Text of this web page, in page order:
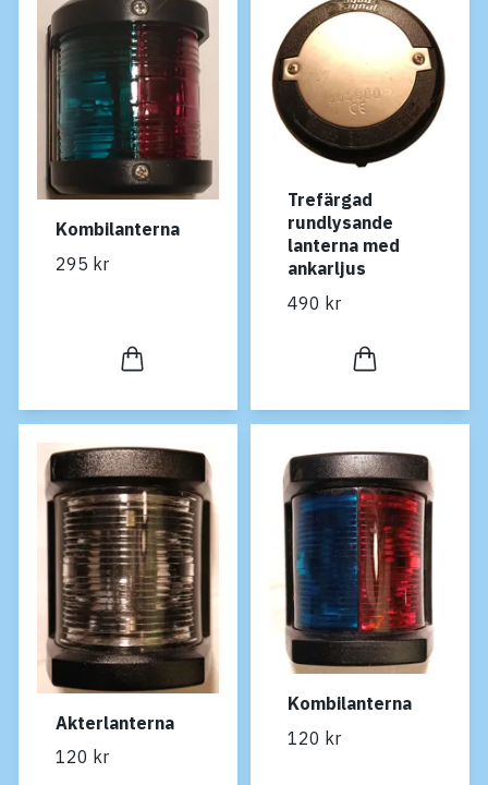
Kombilanterna
295 kr
Trefärgad
rundlysande
lanterna med
ankarljus
490 kr
Akterlanterna
120 kr
Kombilanterna
120 kr